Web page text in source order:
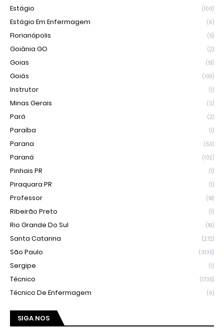
Estágio (100)
Estágio Em Enfermagem (6)
Florianópolis (5)
Goiânia GO (2)
Goias (51)
Goiás (109)
Instrutor (1)
Minas Gerais (3)
Pará (2)
Paraíba (1)
Parana (53)
Paraná (102)
Pinhais PR (1)
Piraquara PR (1)
Professor (18)
Ribeirão Preto (1)
Rio Grande Do Sul (19)
Santa Catarina (272)
São Paulo (3135)
Sergipe (1)
Técnico (1735)
Técnico De Enfermagem (6)
SIGA NOS